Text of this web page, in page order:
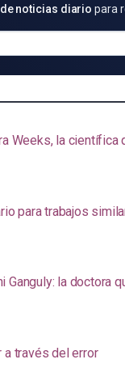
noticias diario para
Weeks, la científica
para trabajos
Ganguly: la doctora
a través del error